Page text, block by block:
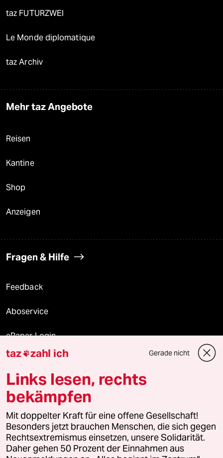
taz FUTURZWEI
Le Monde diplomatique
taz Archiv
Mehr taz Angebote
Reisen
Kantine
Shop
Anzeigen
Fragen & Hilfe
Feedback
Aboservice
ePaper Login
Downloads für Abonnierende
© 2026 taz Verlags und Vertriebs GmbH
Alle Rechte vorbehalten. Bei rechtlichen Fragen oder für Genehmigungen
wenden Sie sich bitte an lizenzen@taz.de
Feedback Redaktionsstatut Kommune-Richtlinien
taz zahl ich Gerade nicht
Links lesen, rechts
bekämpfen
Mit doppelter Kraft für eine offene Gesellschaft!
Besonders jetzt brauchen Menschen, die sich gegen
Rechtsextremismus einsetzen, unsere Solidarität.
Daher gehen 50 Prozent der Einnahmen aus